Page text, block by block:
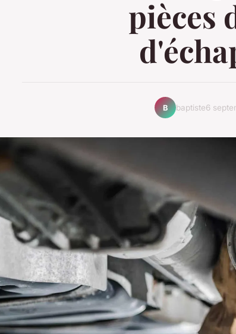
pièces
B baptiste6